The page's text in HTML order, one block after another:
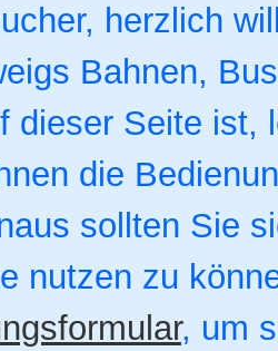
herzlich
Bahnen,
dieser Seite
die
sollten Sie
nutzen zu
, um